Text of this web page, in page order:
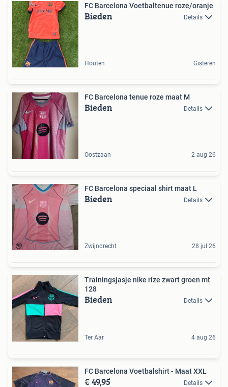
FC Barcelona Voetbaltenue roze/oranje
Bieden Details
Houten Gisteren
FC Barcelona tenue roze maat M
Bieden Details
Oostzaan 2 aug 26
FC Barcelona speciaal shirt maat L
Bieden Details
Zwijndrecht 28 jul 26
Trainingsjasje nike rize zwart groen mt
128
Bieden Details
Ter Aar 4 aug 26
FC Barcelona Voetbalshirt - Maat XXL
€ 49,95 Details